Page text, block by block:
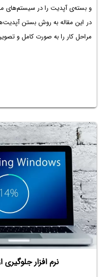
و بسته‌ی آپدیت را در سیستم‌های
در این مقاله به روش بستن
مراحل کار را به صورت کامل و
نرم افزار جلوگیری از